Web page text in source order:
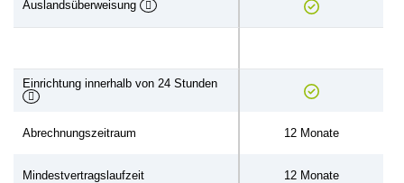
Auslandsüberweisung
Einrichtung innerhalb von 24 Stunden
Abrechnungszeitraum 12 Monate
Mindestvertragslaufzeit 12 Monate